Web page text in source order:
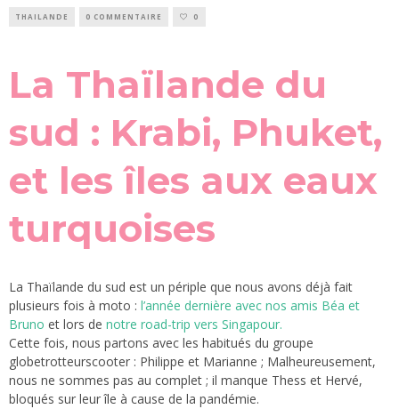
THAILANDE 0 COMMENTAIRE 0
La Thaïlande du
sud : Krabi, Phuket,
et les îles aux eaux
turquoises
La Thaïlande du sud est un périple que nous avons déjà fait
plusieurs fois à moto : l’année dernière avec nos amis Béa et
Bruno et lors de notre road-trip vers Singapour.
Cette fois, nous partons avec les habitués du groupe
globetrotteurscooter : Philippe et Marianne ; Malheureusement,
nous ne sommes pas au complet ; il manque Thess et Hervé,
bloqués sur leur île à cause de la pandémie.